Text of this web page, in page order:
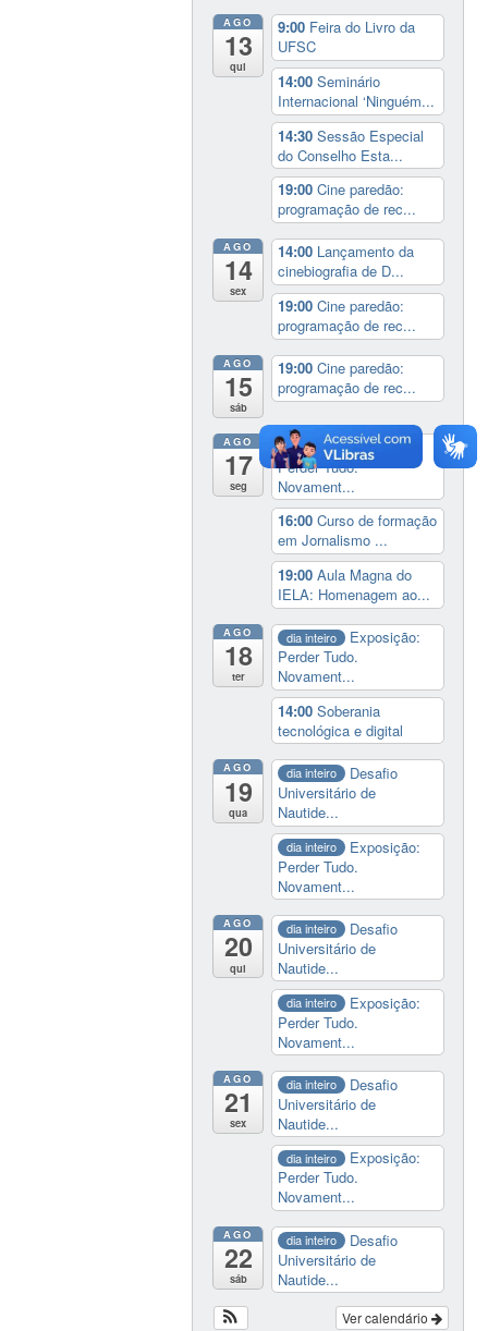
AGO
13
qui
9:00 Feira do Livro da
UFSC
14:00Seminário
Internacional ‘Ninguém...
14:30Sessão Especial
do Conselho Esta...
19:00Cine paredão:
programação de rec...
AGO
14
sex
14:00 Lançamento da
cinebiografia de D...
19:00Cine paredão:
programação de rec...
AGO
15
sáb
19:00Cine paredão:
programação de rec...
AGO
17
seg
dia inteiro
Exposição:
Perder Tudo.
Novament...
16:00Curso de formação
em Jornalismo ...
19:00Aula Magna do
IELA: Homenagem ao...
AGO
18
ter
dia inteiro
Exposição:
Perder Tudo.
Novament...
14:00Soberania
tecnológica e digital
AGO
19
qua
dia inteiro
Desafio
Universitário de
Nautide...
dia inteiro
Exposição:
Perder Tudo.
Novament...
AGO
20
qui
dia inteiro
Desafio
Universitário de
Nautide...
dia inteiro
Exposição:
Perder Tudo.
Novament...
AGO
21
sex
dia inteiro
Desafio
Universitário de
Nautide...
dia inteiro
Exposição:
Perder Tudo.
Novament...
AGO
22
sáb
dia inteiro
Desafio
Universitário de
Nautide...
Ver calendário